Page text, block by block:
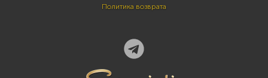
Политика возврата